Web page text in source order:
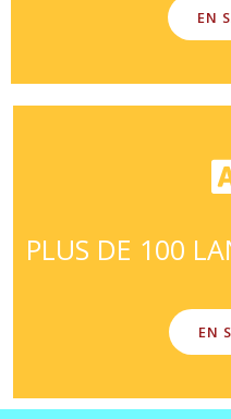
EN
PLUS DE 100
EN